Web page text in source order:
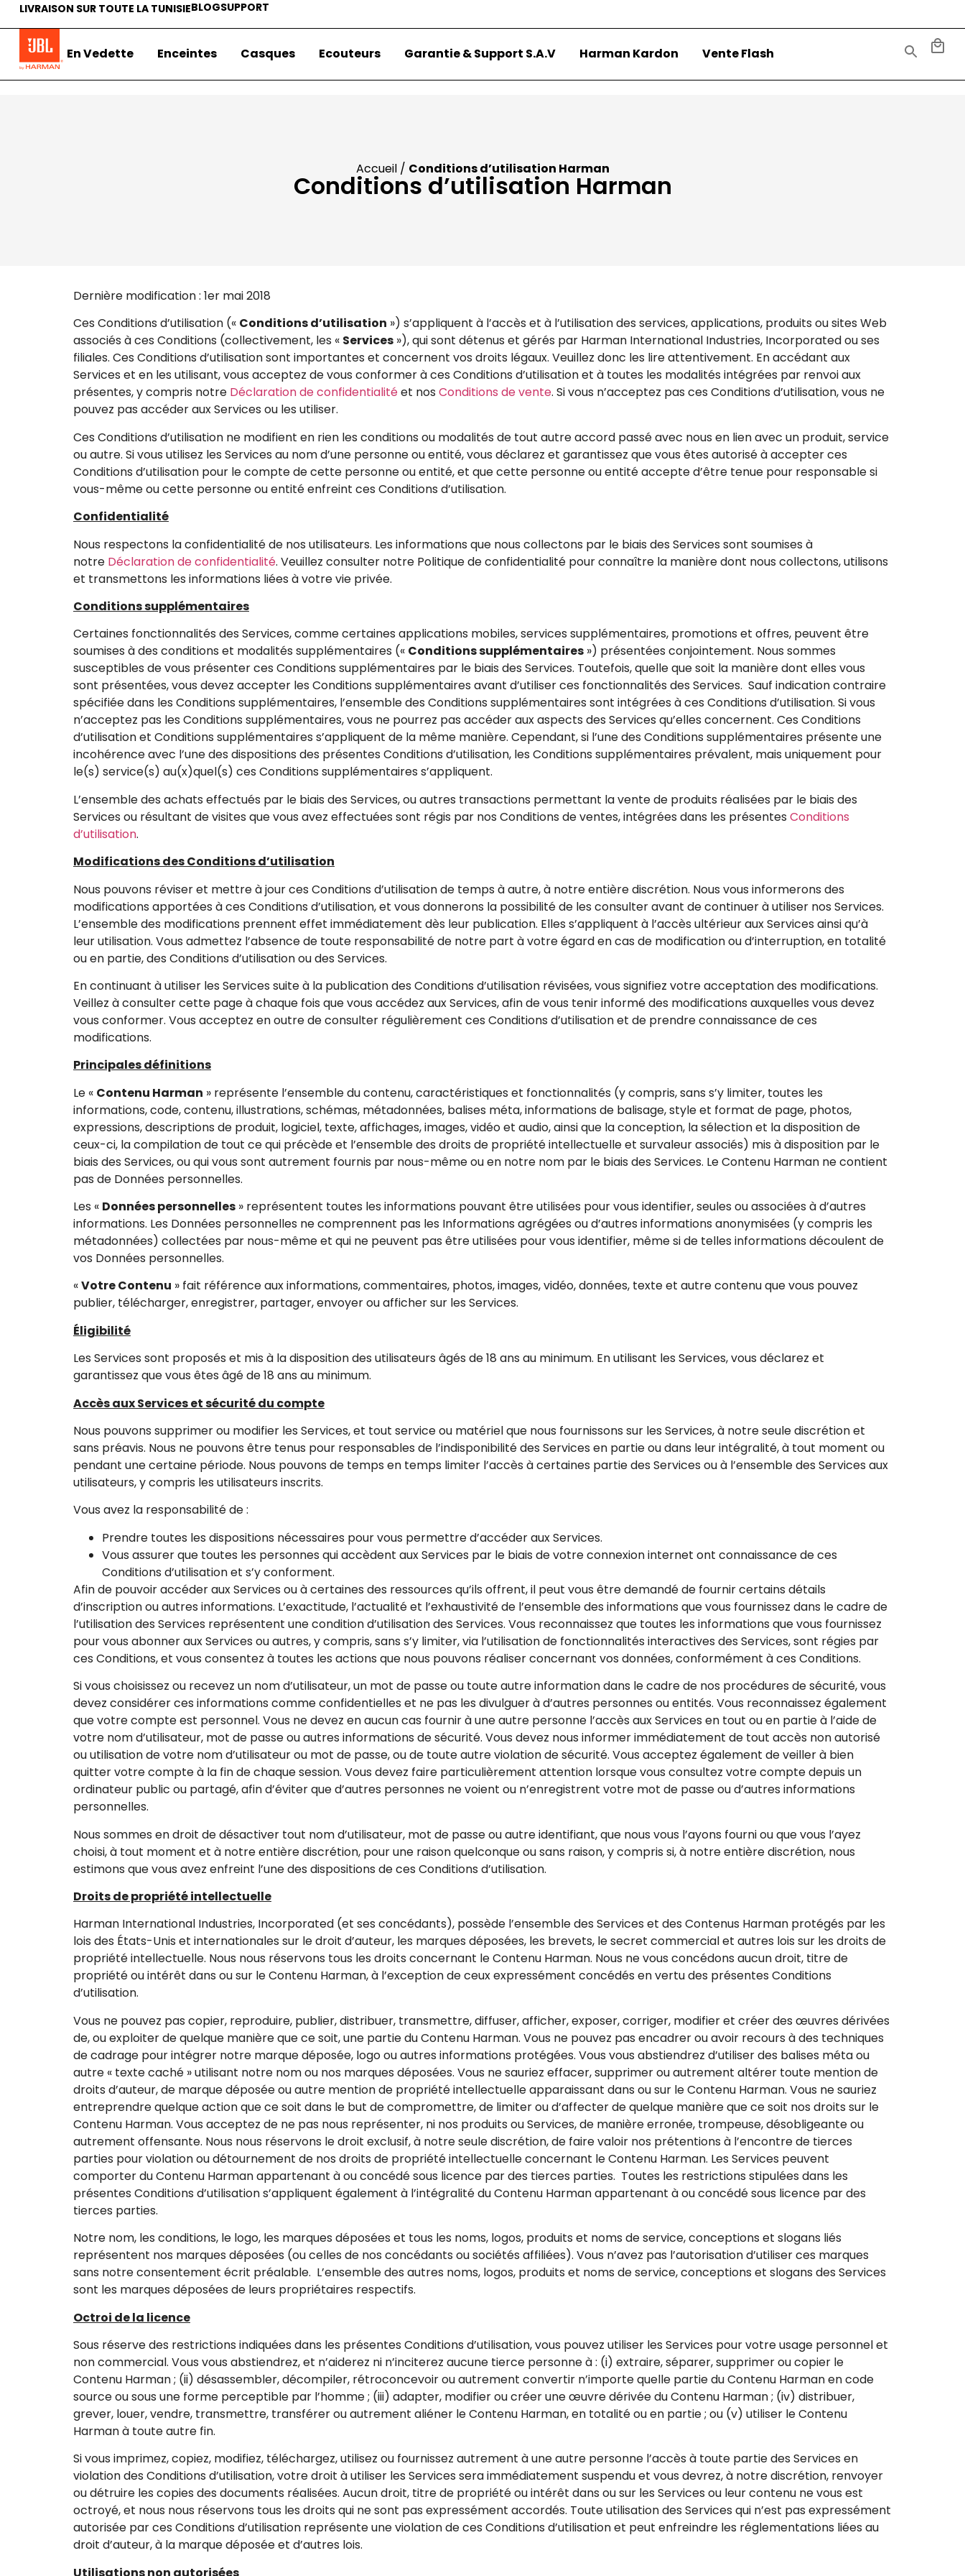
LIVRAISON SUR TOUTE LA TUNISIEBLOGSUPPORT
En Vedette Enceintes Casques Ecouteurs Garantie & Support S.A.V Harman Kardon Vente Flash
Accueil / Conditions d’utilisation Harman
Conditions d’utilisation Harman
Dernière modification : 1er mai 2018
Ces Conditions d’utilisation (« Conditions d’utilisation ») s’appliquent à l’accès et à l’utilisation des services, applications, produits ou sites Web
associés à ces Conditions (collectivement, les « Services »), qui sont détenus et gérés par Harman International Industries, Incorporated ou ses
filiales. Ces Conditions d’utilisation sont importantes et concernent vos droits légaux. Veuillez donc les lire attentivement. En accédant aux
Services et en les utilisant, vous acceptez de vous conformer à ces Conditions d’utilisation et à toutes les modalités intégrées par renvoi aux
présentes, y compris notre Déclaration de confidentialitéet nos Conditions de vente. Si vous n’acceptez pas ces Conditions d’utilisation, vous ne
pouvez pas accéder aux Services ou les utiliser.
Ces Conditions d’utilisation ne modifient en rien les conditions ou modalités de tout autre accord passé avec nous en lien avec un produit, service
ou autre. Si vous utilisez les Services au nom d’une personne ou entité, vous déclarez et garantissez que vous êtes autorisé à accepter ces
Conditions d’utilisation pour le compte de cette personne ou entité, et que cette personne ou entité accepte d’être tenue pour responsable si
vous-même ou cette personne ou entité enfreint ces Conditions d’utilisation.
Confidentialité
Nous respectons la confidentialité de nos utilisateurs. Les informations que nous collectons par le biais des Services sont soumises à
notre Déclaration de confidentialité. Veuillez consulter notre Politique de confidentialité pour connaître la manière dont nous collectons, utilisons
et transmettons les informations liées à votre vie privée.
Conditions supplémentaires
Certaines fonctionnalités des Services, comme certaines applications mobiles, services supplémentaires, promotions et offres, peuvent être
soumises à des conditions et modalités supplémentaires (« Conditions supplémentaires ») présentées conjointement. Nous sommes
susceptibles de vous présenter ces Conditions supplémentaires par le biais des Services. Toutefois, quelle que soit la manière dont elles vous
sont présentées, vous devez accepter les Conditions supplémentaires avant d’utiliser ces fonctionnalités des Services. Sauf indication contraire
spécifiée dans les Conditions supplémentaires, l’ensemble des Conditions supplémentaires sont intégrées à ces Conditions d’utilisation. Si vous
n’acceptez pas les Conditions supplémentaires, vous ne pourrez pas accéder aux aspects des Services qu’elles concernent. Ces Conditions
d’utilisation et Conditions supplémentaires s’appliquent de la même manière. Cependant, si l’une des Conditions supplémentaires présente une
incohérence avec l’une des dispositions des présentes Conditions d’utilisation, les Conditions supplémentaires prévalent, mais uniquement pour
le(s) service(s) au(x)quel(s) ces Conditions supplémentaires s’appliquent.
L’ensemble des achats effectués par le biais des Services, ou autres transactions permettant la vente de produits réalisées par le biais des
Services ou résultant de visites que vous avez effectuées sont régis par nos Conditions de ventes, intégrées dans les présentes Conditions
d’utilisation.
Modifications des Conditions d’utilisation
Nous pouvons réviser et mettre à jour ces Conditions d’utilisation de temps à autre, à notre entière discrétion. Nous vous informerons des
modifications apportées à ces Conditions d’utilisation, et vous donnerons la possibilité de les consulter avant de continuer à utiliser nos Services.
L’ensemble des modifications prennent effet immédiatement dès leur publication. Elles s’appliquent à l’accès ultérieur aux Services ainsi qu’à
leur utilisation. Vous admettez l’absence de toute responsabilité de notre part à votre égard en cas de modification ou d’interruption, en totalité
ou en partie, des Conditions d’utilisation ou des Services.
En continuant à utiliser les Services suite à la publication des Conditions d’utilisation révisées, vous signifiez votre acceptation des modifications.
Veillez à consulter cette page à chaque fois que vous accédez aux Services, afin de vous tenir informé des modifications auxquelles vous devez
vous conformer. Vous acceptez en outre de consulter régulièrement ces Conditions d’utilisation et de prendre connaissance de ces
modifications.
Principales définitions
Le « Contenu Harman » représente l’ensemble du contenu, caractéristiques et fonctionnalités (y compris, sans s’y limiter, toutes les
informations, code, contenu, illustrations, schémas, métadonnées, balises méta, informations de balisage, style et format de page, photos,
expressions, descriptions de produit, logiciel, texte, affichages, images, vidéo et audio, ainsi que la conception, la sélection et la disposition de
ceux-ci, la compilation de tout ce qui précède et l’ensemble des droits de propriété intellectuelle et survaleur associés) mis à disposition par le
biais des Services, ou qui vous sont autrement fournis par nous-même ou en notre nom par le biais des Services. Le Contenu Harman ne contient
pas de Données personnelles.
Les « Données personnelles » représentent toutes les informations pouvant être utilisées pour vous identifier, seules ou associées à d’autres
informations. Les Données personnelles ne comprennent pas les Informations agrégées ou d’autres informations anonymisées (y compris les
métadonnées) collectées par nous-même et qui ne peuvent pas être utilisées pour vous identifier, même si de telles informations découlent de
vos Données personnelles.
«Votre Contenu » fait référence aux informations, commentaires, photos, images, vidéo, données, texte et autre contenu que vous pouvez
publier, télécharger, enregistrer, partager, envoyer ou afficher sur les Services.
Éligibilité
Les Services sont proposés et mis à la disposition des utilisateurs âgés de 18 ans au minimum. En utilisant les Services, vous déclarez et
garantissez que vous êtes âgé de 18 ans au minimum.
Accès aux Services et sécurité du compte
Nous pouvons supprimer ou modifier les Services, et tout service ou matériel que nous fournissons sur les Services, à notre seule discrétion et
sans préavis. Nous ne pouvons être tenus pour responsables de l’indisponibilité des Services en partie ou dans leur intégralité, à tout moment ou
pendant une certaine période. Nous pouvons de temps en temps limiter l’accès à certaines partie des Services ou à l’ensemble des Services aux
utilisateurs, y compris les utilisateurs inscrits.
Vous avez la responsabilité de :
Prendre toutes les dispositions nécessaires pour vous permettre d’accéder aux Services.
Vous assurer que toutes les personnes qui accèdent aux Services par le biais de votre connexion internet ont connaissance de ces
Conditions d’utilisation et s’y conforment.
Afin de pouvoir accéder aux Services ou à certaines des ressources qu’ils offrent, il peut vous être demandé de fournir certains détails
d’inscription ou autres informations. L’exactitude, l’actualité et l’exhaustivité de l’ensemble des informations que vous fournissez dans le cadre de
l’utilisation des Services représentent une condition d’utilisation des Services. Vous reconnaissez que toutes les informations que vous fournissez
pour vous abonner aux Services ou autres, y compris, sans s’y limiter, via l’utilisation de fonctionnalités interactives des Services, sont régies par
ces Conditions, et vous consentez à toutes les actions que nous pouvons réaliser concernant vos données, conformément à ces Conditions.
Si vous choisissez ou recevez un nom d’utilisateur, un mot de passe ou toute autre information dans le cadre de nos procédures de sécurité, vous
devez considérer ces informations comme confidentielles et ne pas les divulguer à d’autres personnes ou entités. Vous reconnaissez également
que votre compte est personnel. Vous ne devez en aucun cas fournir à une autre personne l’accès aux Services en tout ou en partie à l’aide de
votre nom d’utilisateur, mot de passe ou autres informations de sécurité. Vous devez nous informer immédiatement de tout accès non autorisé
ou utilisation de votre nom d’utilisateur ou mot de passe, ou de toute autre violation de sécurité. Vous acceptez également de veiller à bien
quitter votre compte à la fin de chaque session. Vous devez faire particulièrement attention lorsque vous consultez votre compte depuis un
ordinateur public ou partagé, afin d’éviter que d’autres personnes ne voient ou n’enregistrent votre mot de passe ou d’autres informations
personnelles.
Nous sommes en droit de désactiver tout nom d’utilisateur, mot de passe ou autre identifiant, que nous vous l’ayons fourni ou que vous l’ayez
choisi, à tout moment et à notre entière discrétion, pour une raison quelconque ou sans raison, y compris si, à notre entière discrétion, nous
estimons que vous avez enfreint l’une des dispositions de ces Conditions d’utilisation.
Droits de propriété intellectuelle
Harman International Industries, Incorporated (et ses concédants), possède l’ensemble des Services et des Contenus Harman protégés par les
lois des États-Unis et internationales sur le droit d’auteur, les marques déposées, les brevets, le secret commercial et autres lois sur les droits de
propriété intellectuelle. Nous nous réservons tous les droits concernant le Contenu Harman. Nous ne vous concédons aucun droit, titre de
propriété ou intérêt dans ou sur le Contenu Harman, à l’exception de ceux expressément concédés en vertu des présentes Conditions
d’utilisation.
Vous ne pouvez pas copier, reproduire, publier, distribuer, transmettre, diffuser, afficher, exposer, corriger, modifier et créer des œuvres dérivées
de, ou exploiter de quelque manière que ce soit, une partie du Contenu Harman. Vous ne pouvez pas encadrer ou avoir recours à des techniques
de cadrage pour intégrer notre marque déposée, logo ou autres informations protégées. Vous vous abstiendrez d’utiliser des balises méta ou
autre « texte caché » utilisant notre nom ou nos marques déposées. Vous ne sauriez effacer, supprimer ou autrement altérer toute mention de
droits d’auteur, de marque déposée ou autre mention de propriété intellectuelle apparaissant dans ou sur le Contenu Harman. Vous ne sauriez
entreprendre quelque action que ce soit dans le but de compromettre, de limiter ou d’affecter de quelque manière que ce soit nos droits sur le
Contenu Harman. Vous acceptez de ne pas nous représenter, ni nos produits ou Services, de manière erronée, trompeuse, désobligeante ou
autrement offensante. Nous nous réservons le droit exclusif, à notre seule discrétion, de faire valoir nos prétentions à l’encontre de tierces
parties pour violation ou détournement de nos droits de propriété intellectuelle concernant le Contenu Harman. Les Services peuvent
comporter du Contenu Harman appartenant à ou concédé sous licence par des tierces parties. Toutes les restrictions stipulées dans les
présentes Conditions d’utilisation s’appliquent également à l’intégralité du Contenu Harman appartenant à ou concédé sous licence par des
tierces parties.
Notre nom, les conditions, le logo, les marques déposées et tous les noms, logos, produits et noms de service, conceptions et slogans liés
représentent nos marques déposées (ou celles de nos concédants ou sociétés affiliées). Vous n’avez pas l’autorisation d’utiliser ces marques
sans notre consentement écrit préalable. L’ensemble des autres noms, logos, produits et noms de service, conceptions et slogans des Services
sont les marques déposées de leurs propriétaires respectifs.
Octroi de la licence
Sous réserve des restrictions indiquées dans les présentes Conditions d’utilisation, vous pouvez utiliser les Services pour votre usage personnel et
non commercial. Vous vous abstiendrez, et n’aiderez ni n’inciterez aucune tierce personne à : (i) extraire, séparer, supprimer ou copier le
Contenu Harman ; (ii) désassembler, décompiler, rétroconcevoir ou autrement convertir n’importe quelle partie du Contenu Harman en code
source ou sous une forme perceptible par l’homme ; (iii) adapter, modifier ou créer une œuvre dérivée du Contenu Harman ; (iv) distribuer,
grever, louer, vendre, transmettre, transférer ou autrement aliéner le Contenu Harman, en totalité ou en partie ; ou (v) utiliser le Contenu
Harman à toute autre fin.
Si vous imprimez, copiez, modifiez, téléchargez, utilisez ou fournissez autrement à une autre personne l’accès à toute partie des Services en
violation des Conditions d’utilisation, votre droit à utiliser les Services sera immédiatement suspendu et vous devrez, à notre discrétion, renvoyer
ou détruire les copies des documents réalisées. Aucun droit, titre de propriété ou intérêt dans ou sur les Services ou leur contenu ne vous est
octroyé, et nous nous réservons tous les droits qui ne sont pas expressément accordés. Toute utilisation des Services qui n’est pas expressément
autorisée par ces Conditions d’utilisation représente une violation de ces Conditions d’utilisation et peut enfreindre les réglementations liées au
droit d’auteur, à la marque déposée et d’autres lois.
Utilisations non autorisées